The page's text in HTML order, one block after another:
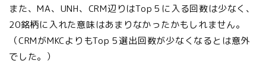
また、MA、UNH、CRM辺りはTop５に入る回数は少なく、
20銘柄に入れた意味はあまりなかったかもしれません。
（CRMがMKCよりもTop５選出回数が少なくなるとは意外
でした。）